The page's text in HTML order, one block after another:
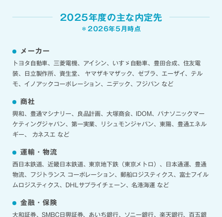
2025年度の主な内定先
＊2026年5月時点
メーカー
トヨタ自動車、三菱電機、アイシン、いすゞ自動車、豊田合成、住友電
装、日立製作所、資生堂、 ヤマザキマザック、ゼブラ、エーザイ、テル
モ、イノアックコーポレーション、ニデック、フジパン など
商社
興和、豊通マシナリー、良品計画、大塚商会、IDOM、パナソニックマー
ケティングジャパン、第一実業、リシュモンジャパン、東陽、豊通エネル
ギー、 カネスエ など
運輸・物流
西日本鉄道、近畿日本鉄道、東京地下鉄（東京メトロ）、日本通運、豊通
物流、フジトランス コーポレーション、郵船ロジスティクス、富士フイル
ムロジスティクス、DHLサプライチェーン、名港海運 など
金融・保険
大和証券、SMBC日興証券、あいち銀行、ソニー銀行、楽天銀行、百五銀